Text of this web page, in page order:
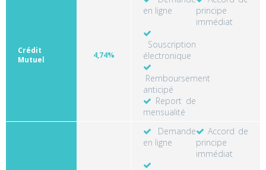
Crédit
Mutuel
4,74%
en ligne
principe
immédiat
Souscription
électronique
Remboursement
anticipé
Report de
mensualité
Demande
en ligne
Accord de
principe
immédiat